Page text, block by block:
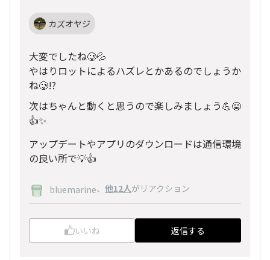
カズオヤジ
大変でしたね🥲💦
やはりロットによるハズレとかあるのでしょうか
ね🥲⁉️
次はちゃんと動くと思うので楽しみましょう💪😀
👍✨
アップデートやアプリのダウンロードは通信環境
の良い所で💡👍
bluemarine、 他12人がリアクション
いいね 返信する